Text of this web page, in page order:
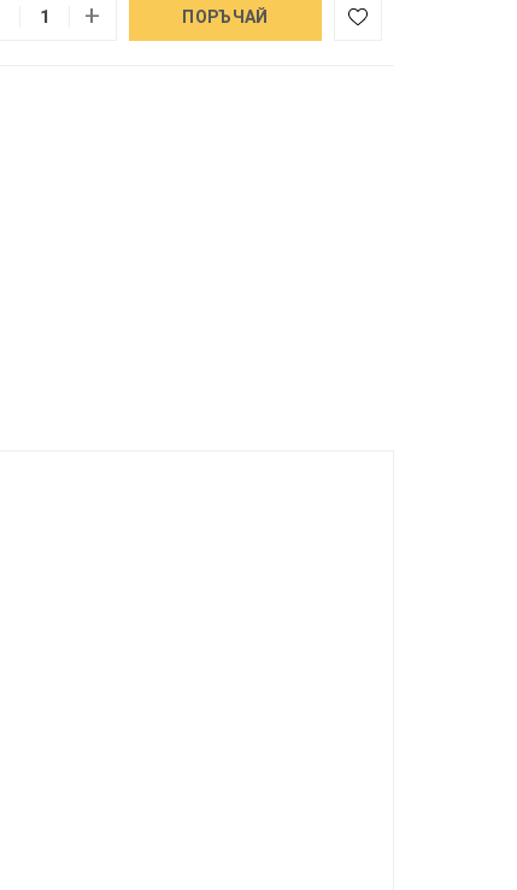
+ ПОРЪЧАЙ